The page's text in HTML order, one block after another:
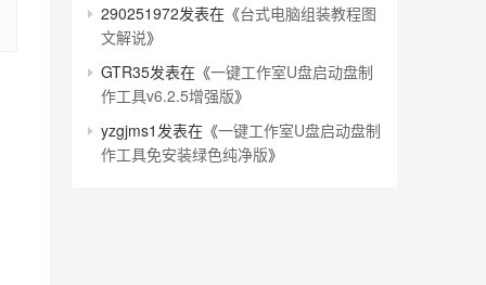
290251972发表在《台式电脑组装教程图
文解说》
GTR35发表在《一键工作室U盘启动盘制
作工具v6.2.5增强版》
yzgjms1 发表在《一键工作室U盘启动盘制
作工具免安装绿色纯净版》